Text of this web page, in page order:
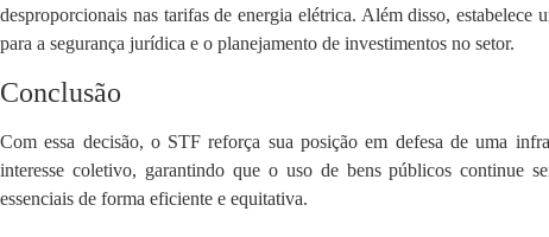
desproporcionais nas tarifas de energia elétrica. Além disso, estabelece
para a segurança jurídica e o planejamento de investimentos no setor.
Conclusão
Com essa decisão, o STF reforça sua posição em defesa de uma
interesse coletivo, garantindo que o uso de bens públicos continue
essenciais de forma eficiente e equitativa.